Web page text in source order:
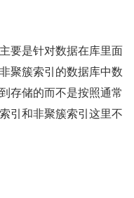
要是针对数据在库里面
聚簇索引的数据库中数
存储的而不是按照通常
引和非聚簇索引这里不